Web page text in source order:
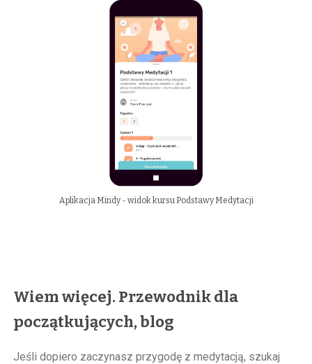
Aplikacja Mindy - widok kursu Podstawy Medytacji
Wiem więcej. Przewodnik dla
początkujących, blog
Jeśli dopiero zaczynasz przygodę z medytacją, szukaj